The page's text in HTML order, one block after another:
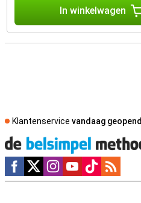
In winkelwagen
Klantenservice vandaag geopend
Social media